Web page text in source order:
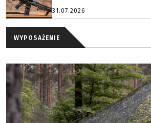
31.07.2026
WYPOSAŻENIE